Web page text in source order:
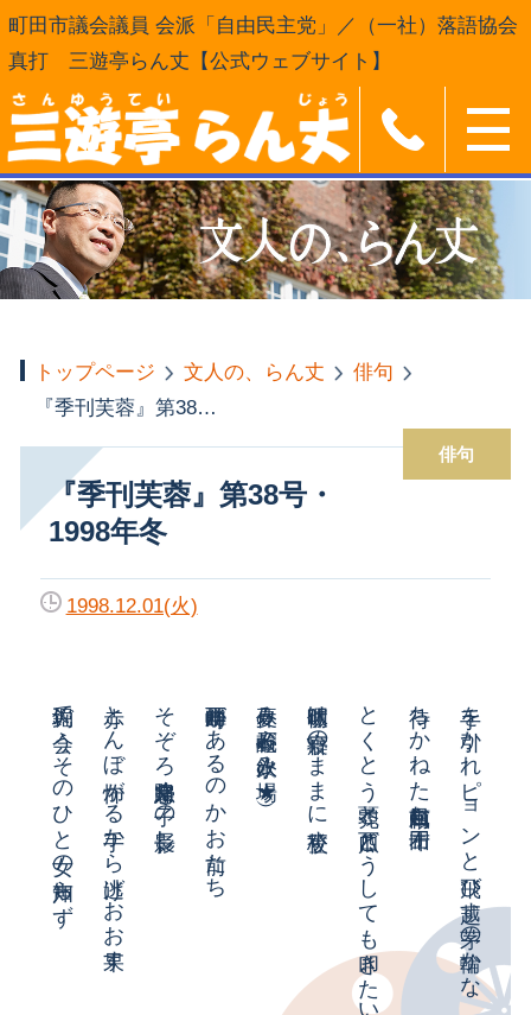
町田市議会議員 会派「自由民主党」／（一社）落語協会
真打 三遊亭らん丈【公式ウェブサイト】
トップページ 文人の、らん丈
俳句
『季刊芙蓉』第38号・1998年冬
『季刊芙蓉』第38号・
1998年冬
俳句
1998.12.01(火)
手を引かれピョンと飛び越す茅の輪かな
待ちかねた白南風頼む干布団
とくとう禿頭と西瓜どうしても叩きたい
休暇明け寝癖のままに登校す
夏休み石鹸乾ぶ水飲み場（★）
蝉時雨耳があるのかお前たち
そぞろ寒帰路急ぐ子の影長し
赤とんぼ怖がる手から逃げおお果す
釣堀で会うそのひと女の声知らず